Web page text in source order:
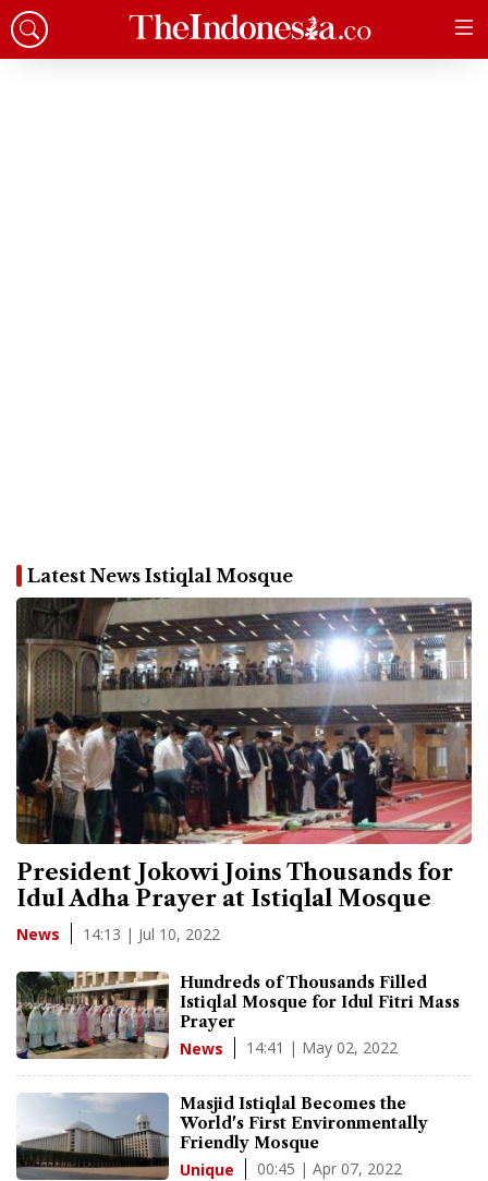
Latest News Istiqlal Mosque
President Jokowi Joins Thousands for
Idul Adha Prayer at Istiqlal Mosque
News 14:13 | Jul 10, 2022
Hundreds of Thousands Filled
Istiqlal Mosque for Idul Fitri Mass
Prayer
News 14:41 | May 02, 2022
Masjid Istiqlal Becomes the
World's First Environmentally
Friendly Mosque
Unique 00:45 | Apr 07, 2022